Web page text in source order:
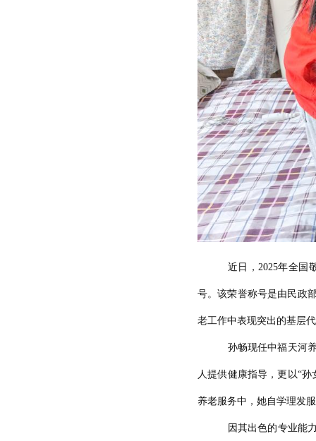
近日，2025年全国
号。该荣誉称号是由民政
老工作中表现突出的基层
孙畅现任中福天河
人提供健康指导，更以“
养老服务中，她自学理发
因其出色的专业能